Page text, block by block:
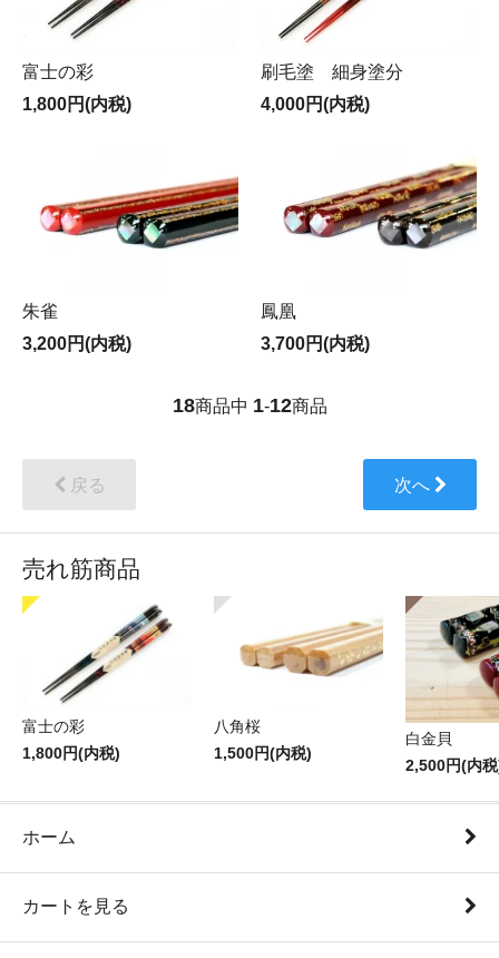
富士の彩
1,800円(内税)
刷毛塗 細身塗分
4,000円(内税)
朱雀
3,200円(内税)
鳳凰
3,700円(内税)
18商品中 1-12商品
戻る 次へ
売れ筋商品
富士の彩
1,800円(内税)
八角桜
1,500円(内税)
白金貝
2,500円(内
ホーム
カートを見る